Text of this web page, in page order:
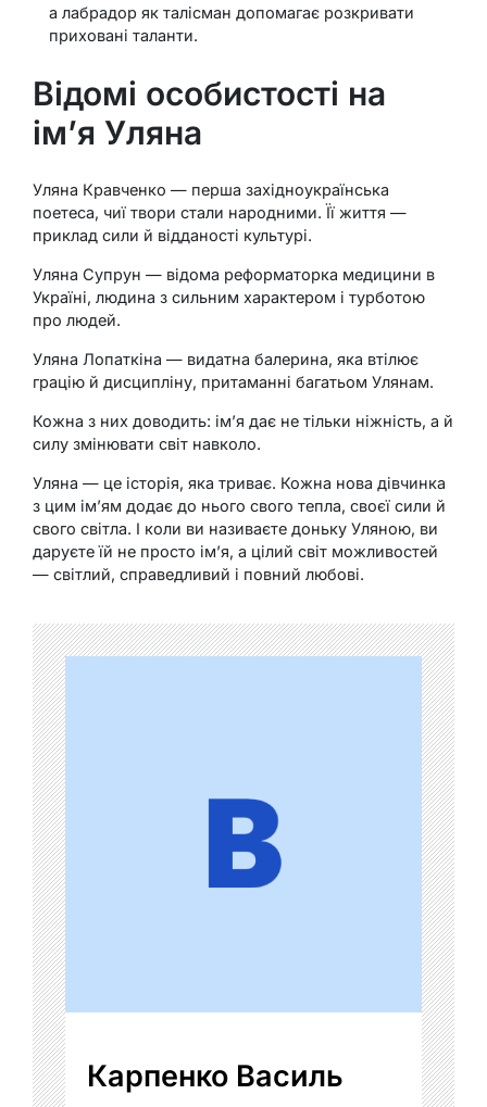
а лабрадор як талісман допомагає розкривати
приховані таланти.
Відомі особистості на
ім’я Уляна
Уляна Кравченко — перша західноукраїнська
поетеса, чиї твори стали народними. Її життя —
приклад сили й відданості культурі.
Уляна Супрун — відома реформаторка медицини в
Україні, людина з сильним характером і турботою
про людей.
Уляна Лопаткіна — видатна балерина, яка втілює
грацію й дисципліну, притаманні багатьом Улянам.
Кожна з них доводить: ім’я дає не тільки ніжність, а й
силу змінювати світ навколо.
Уляна — це історія, яка триває. Кожна нова дівчинка
з цим ім’ям додає до нього свого тепла, своєї сили й
свого світла. І коли ви називаєте доньку Уляною, ви
даруєте їй не просто ім’я, а цілий світ можливостей
— світлий, справедливий і повний любові.
Карпенко Василь